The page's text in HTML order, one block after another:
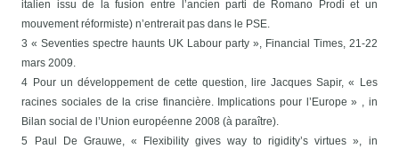
italien issu de la fusion entre l’ancien parti de Romano Prodi et un
mouvement réformiste) n’entrerait pas dans le PSE.
3 « Seventies spectre haunts UK Labour party », Financial Times, 21-22
mars 2009.
4 Pour un développement de cette question, lire Jacques Sapir, « Les
racines sociales de la crise financière. Implications pour l’Europe » , in
Bilan social de l’Union européenne 2008 (à paraître).
5 Paul De Grauwe, « Flexibility gives way to rigidity’s virtues », in